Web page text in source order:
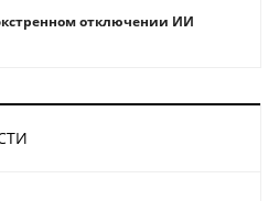
отключении ИИ